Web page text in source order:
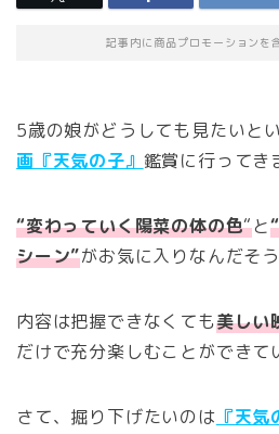
記事内に商品プロモーションを
5歳の娘がどうしても見たいと
画『天気の子』 鑑賞に行ってき
“変わっていく陽菜の体の色“と
シーン”がお気に入りなんだそう
内容は把握できなくても美しい
だけで充分楽しむことができて
さて、掘り下げたいのは 『天気